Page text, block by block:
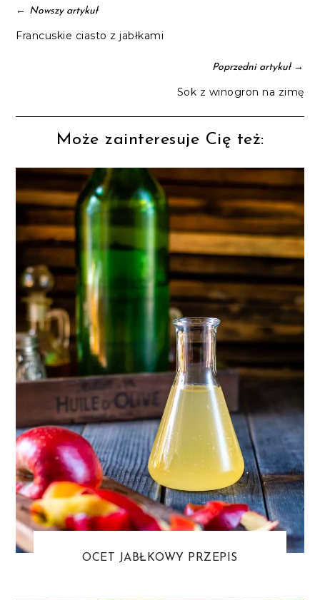
← Nowszy artykuł
Francuskie ciasto z jabłkami
Poprzedni artykuł→
Sok z winogron na zimę
Może zainteresuje Cię też:
OCET JABŁKOWY PRZEPIS